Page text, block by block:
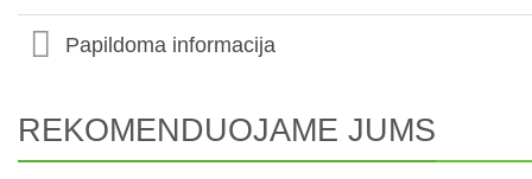
Papildoma informacija
REKOMENDUOJAME JUMS